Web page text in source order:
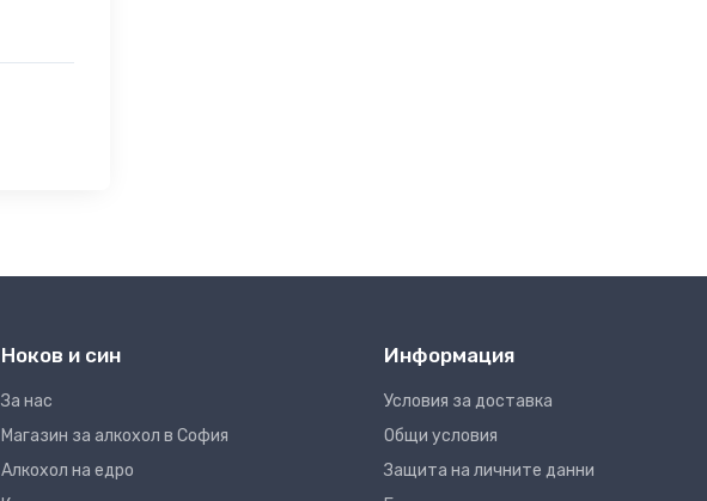
Ноков и син
За нас
Магазин за алкохол в София
Алкохол на едро
Информация
Условия за доставка
Общи условия
Защита на личните данни